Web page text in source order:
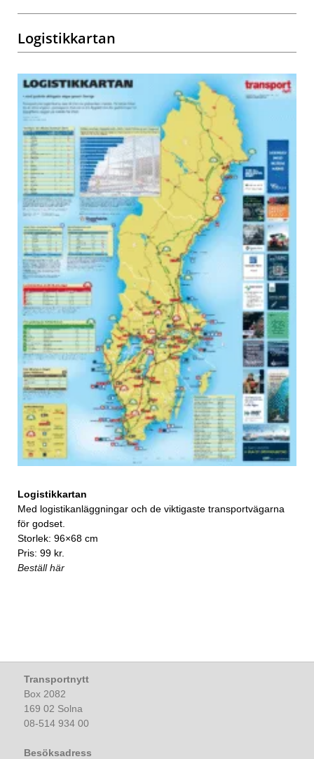
Logistikkartan
Logistikkartan
Med logistikanläggningar och de viktigaste transportvägarna
för godset.
Storlek: 96×68 cm
Pris: 99 kr.
Beställ här
Transportnytt
Box 2082
169 02 Solna
08-514 934 00
Besöksadress